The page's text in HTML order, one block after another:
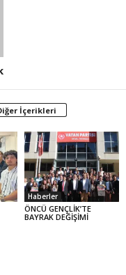
İçerikleri
Haberler
ÖNCÜ GENÇLİK’TE
BAYRAK DEĞİŞİMİ